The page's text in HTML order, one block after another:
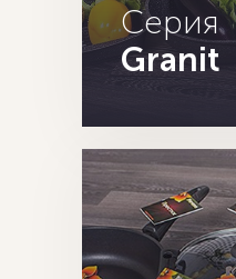
Серия
Granit